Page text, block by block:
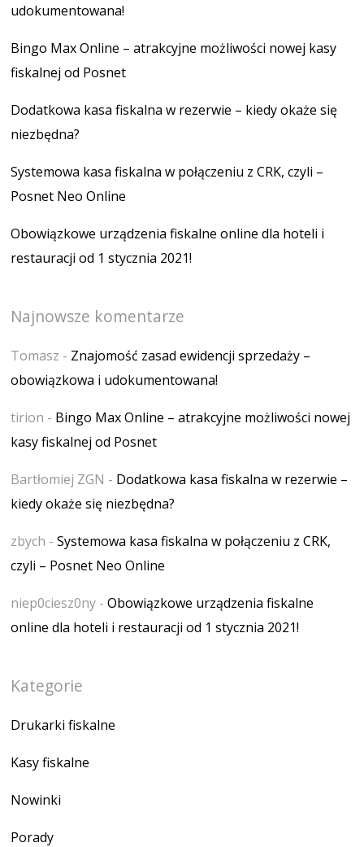
udokumentowana!
Bingo Max Online – atrakcyjne możliwości nowej kasy
fiskalnej od Posnet
Dodatkowa kasa fiskalna w rezerwie – kiedy okaże się
niezbędna?
Systemowa kasa fiskalna w połączeniu z CRK, czyli –
Posnet Neo Online
Obowiązkowe urządzenia fiskalne online dla hoteli i
restauracji od 1 stycznia 2021!
Najnowsze komentarze
Tomasz - Znajomość zasad ewidencji sprzedaży –
obowiązkowa i udokumentowana!
tirion - Bingo Max Online – atrakcyjne możliwości nowej
kasy fiskalnej od Posnet
Bartłomiej ZGN - Dodatkowa kasa fiskalna w rezerwie –
kiedy okaże się niezbędna?
zbych -Systemowa kasa fiskalna w połączeniu z CRK,
czyli – Posnet Neo Online
niep0ciesz0ny -Obowiązkowe urządzenia fiskalne
online dla hoteli i restauracji od 1 stycznia 2021!
Kategorie
Drukarki fiskalne
Kasy fiskalne
Nowinki
Porady